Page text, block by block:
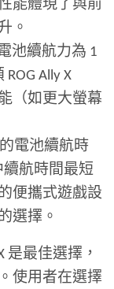
能體現了與前
。
池續航力為 1
Ally X
（如更大螢幕
電池續航時
續航時間最短
便攜式遊戲設
選擇。
是最佳選擇，
使用者在選擇